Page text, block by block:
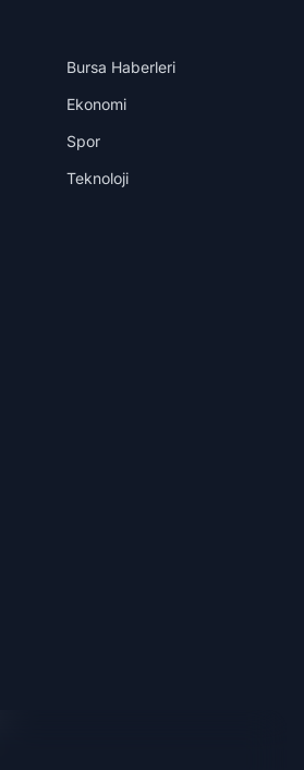
Bursa Haberleri
Ekonomi
Spor
Teknoloji